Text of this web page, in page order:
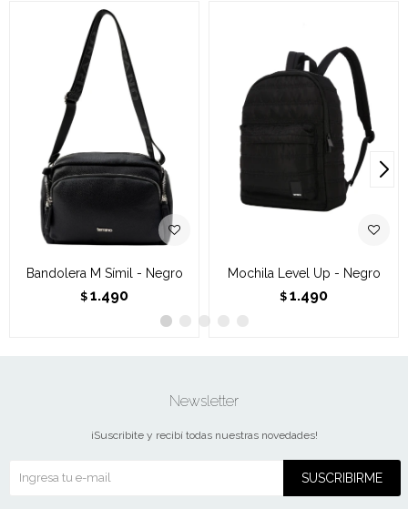
Bandolera M Símil - Negro
$ 1.490
Mochila Level Up - Negro
$ 1.490
Newsletter
¡Suscribite y recibí todas nuestras novedades!
SUSCRIBIRME